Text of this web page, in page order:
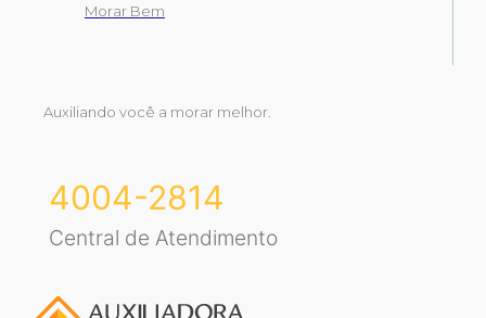
Morar Bem
Auxiliando você a morar melhor.
4004-2814
Central de Atendimento